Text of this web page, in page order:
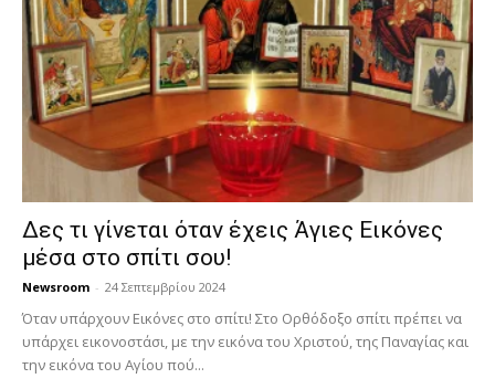
Δες τι γίνεται όταν έχεις Άγιες Εικόνες
μέσα στο σπίτι σου!
Newsroom - 24 Σεπτεμβρίου 2024
Όταν υπάρχουν Εικόνες στο σπίτι! Στο Ορθόδοξο σπίτι πρέπει να
υπάρχει εικονοστάσι, με την εικόνα του Χριστού, της Παν­αγίας και
την εικόνα του Αγίου πού...